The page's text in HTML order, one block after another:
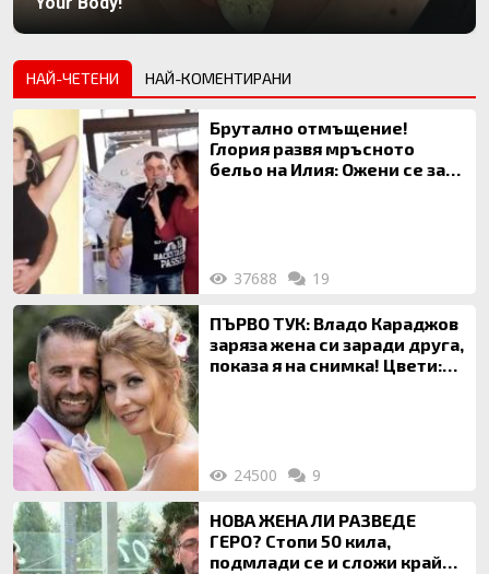
НАЙ-ЧЕТЕНИ НАЙ-КОМЕНТИРАНИ
Брутално отмъщение!
Глория развя мръсното
бельо на Илия: Ожени се за
37688 19
ПЪРВО ТУК: Владо Караджов
заряза жена си заради друга,
показа я на снимка! Цвети:
24500 9
НОВА ЖЕНА ЛИ РАЗВЕДЕ
ГЕРО? Стопи 50 кила,
подмлади се и сложи край